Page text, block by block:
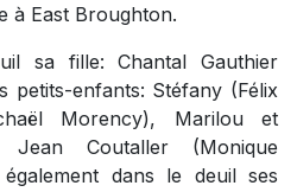
à East Broughton.
sa fille: Chantal Gauthier
petits-enfants: Stéfany (Félix
Morency), Marilou et
Coutaller (Monique
dans le deuil ses